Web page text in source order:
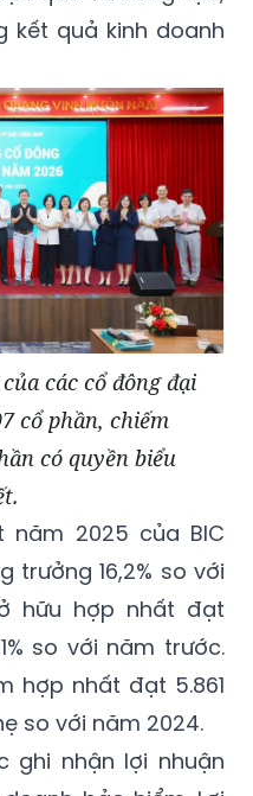
các cổ đông đại
cổ phần, chiếm
có quyền biểu
2025 của BIC
trưởng 16,2% so với
hữu hợp nhất đạt
so với năm trước.
hợp nhất đạt 5.861
so với năm 2024.
ghi nhận lợi nhuận
bảo hiểm. Lợi
đạt khoảng 680